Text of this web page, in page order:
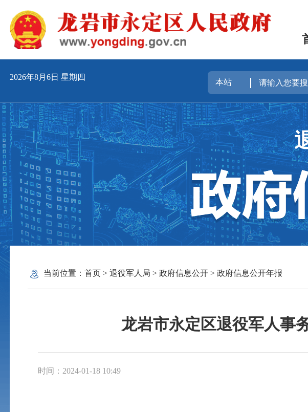
2026年8月6日 星期四
当前位置： 首页> 退役军人局 > 政府信息公开> 政府信息公开年报
龙岩市永定区退役军人事
时间：2024-01-18 10:49